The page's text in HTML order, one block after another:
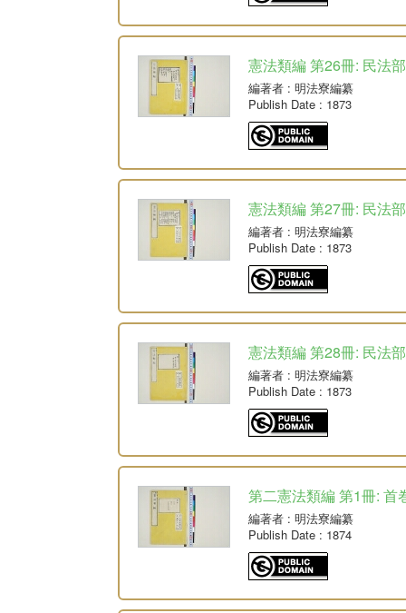
憲法類編 第26冊: 民法
編著者 : 明法寮編纂
Publish Date : 1873
憲法類編 第27冊: 民法
編著者 : 明法寮編纂
Publish Date : 1873
憲法類編 第28冊: 民法
編著者 : 明法寮編纂
Publish Date : 1873
第二憲法類編 第1冊: 首
編著者 : 明法寮編纂
Publish Date : 1874